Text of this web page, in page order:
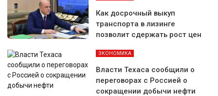
Как досрочный выкуп
транспорта в лизинге
позволит сдержать рост цен
ЭКОНОМИКА
Власти Техаса сообщили о
переговорах с Россией о
сокращении добычи нефти